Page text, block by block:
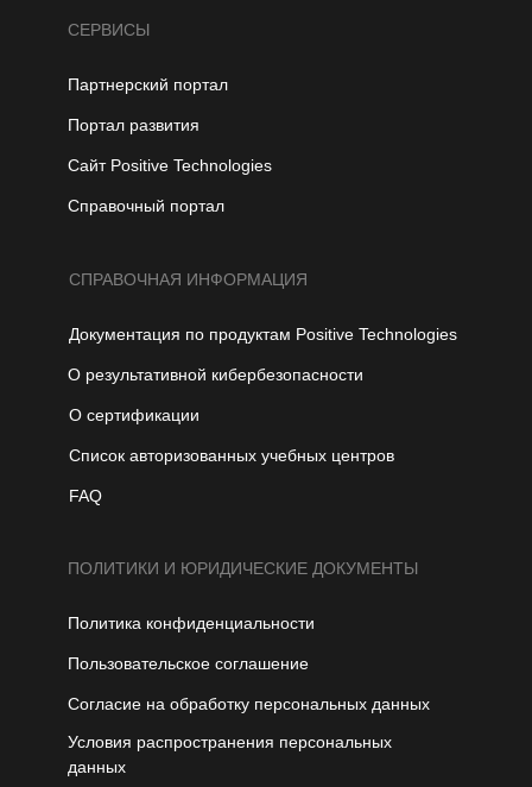
СПРАВОЧНАЯ ИНФОРМАЦИЯ
Документация по продуктам Positive Technologies
О сертификации
Список авторизованных учебных центров
FAQ
О результативной кибербезопасности
СЕРВИСЫ
Партнерский портал
Портал развития
Сайт Positive Technologies
Справочный портал
ПОЛИТИКИ И ЮРИДИЧЕСКИЕ ДОКУМЕНТЫ
Политика конфиденциальности
Пользовательское соглашение
Согласие на обработку персональных данных
Условия распространения персональных
данных